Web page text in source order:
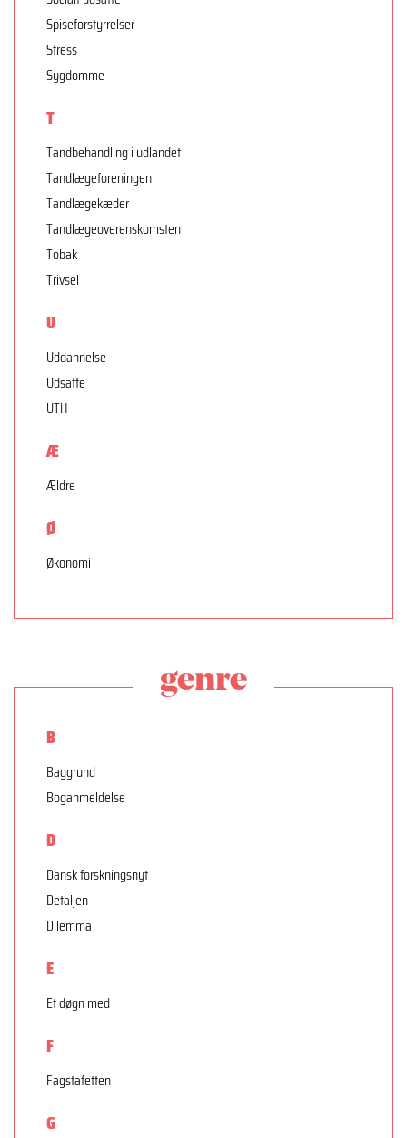
Spiseforstyrrelser
Stress
Sygdomme
T
Tandbehandling i udlandet
Tandlægeforeningen
Tandlægekæder
Tandlægeoverenskomsten
Tobak
Trivsel
U
Uddannelse
Udsatte
UTH
Æ
Ældre
Ø
Økonomi
genre
B
Baggrund
Boganmeldelse
D
Dansk forskningsnyt
Detaljen
Dilemma
E
Et døgn med
F
Fagstafetten
G